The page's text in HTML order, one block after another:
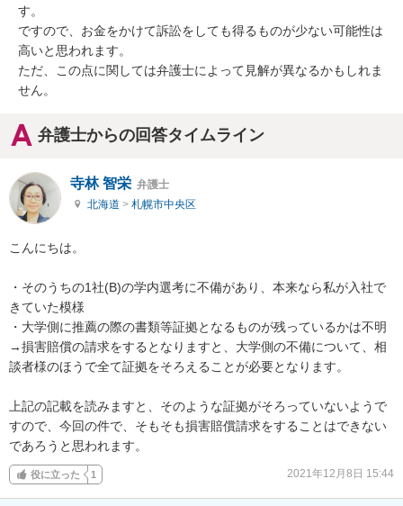
す。
ですので、お金をかけて訴訟をしても得るものが少ない可能性は
高いと思われます。
ただ、この点に関しては弁護士によって見解が異なるかもしれま
せん。
弁護士からの回答タイムライン
寺林 智栄 弁護士
北海道 > 札幌市中央区
こんにちは。
・そのうちの1社(B)の学内選考に不備があり、本来なら私が入社で
きていた模様
・大学側に推薦の際の書類等証拠となるものが残っているかは不明
→損害賠償の請求をするとなりますと、大学側の不備について、相
談者様のほうで全て証拠をそろえることが必要となります。
上記の記載を読みますと、そのような証拠がそろっていないようで
すので、今回の件で、そもそも損害賠償請求をすることはできない
であろうと思われます。
役に立った 1 2021年12月8日 15:44